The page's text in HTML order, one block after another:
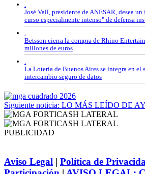
.
José Vall, presidente de ANESAR, desea
curso especialmente intenso" de defensa
.
Betsson cierra la compra de Rhino
millones de euros
.
La Lotería de Buenos Aires se integra en el
intercambio seguro de datos
Siguiente noticia: LO MÁS LEÍDO DE
PUBLICIDAD
Aviso Legal | Política de